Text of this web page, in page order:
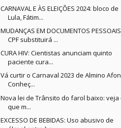
CARNAVAL E ÀS ELEIÇÕES 2024: bloco de
Lula, Fátim...
MUDANÇAS EM DOCUMENTOS
CPF substituirá ...
CURA HIV: Cientistas anunciam quinto
paciente cura...
Vá curtir o Carnaval 2023 de Almino
Conheç...
Nova lei de Trânsito do farol baixo: veja
que m...
EXCESSO DE BEBIDAS: Uso abusivo de